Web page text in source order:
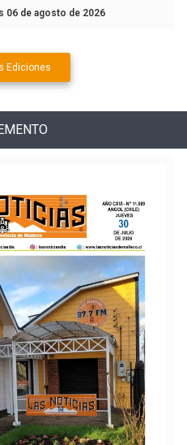
06 de agosto de 2026
Ediciones